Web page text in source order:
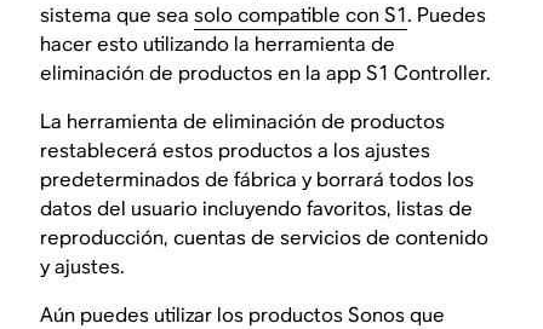
sistema que seasolo compatible con S1. Puedes
hacer esto utilizando la herramienta de
eliminación de productos en la app S1 Controller.
La herramienta de eliminación de productos
restablecerá estos productos a los ajustes
predeterminados de fábrica y borrará todos los
datos del usuario incluyendo favoritos, listas de
reproducción, cuentas de servicios de contenido
y ajustes.
Aún puedes utilizar los productos Sonos que